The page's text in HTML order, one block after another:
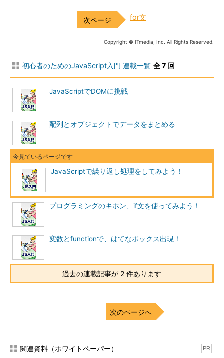
for文
Copyright © ITmedia, Inc. All Rights Reserved.
初心者のためのJavaScript入門 連載一覧 全 7 回
JavaScriptでDOMに挑戦
配列とオブジェクトでデータをまとめる
JavaScriptで繰り返し処理をしてみよう！
プログラミングのキホン、if文を使ってみよう！
変数とfunctionで、はてなボックス出現！
過去の連載記事が 2 件あります
次のページへ
関連資料（ホワイトペーパー） PR